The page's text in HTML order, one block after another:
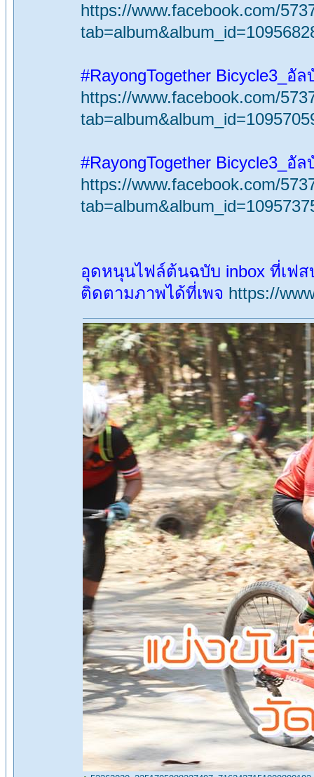
https://www.facebook.com/
#RayongTogether Bicycle3_อัล
https://www.facebook.com/
#RayongTogether Bicycle3_อัล
https://www.facebook.com/
อุดหนุนไฟล์ต้นฉบับ inbox ที่เฟส
ติดตามภาพได้ที่เพจ https://